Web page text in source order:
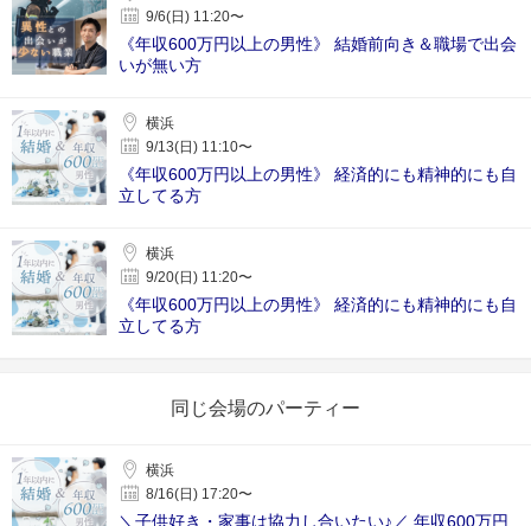
9/6(日) 11:20〜
《年収600万円以上の男性》 結婚前向き＆職場で出会
いが無い方
横浜
9/13(日) 11:10〜
《年収600万円以上の男性》 経済的にも精神的にも自
立してる方
横浜
9/20(日) 11:20〜
《年収600万円以上の男性》 経済的にも精神的にも自
立してる方
同じ会場のパーティー
横浜
8/16(日) 17:20〜
＼子供好き・家事は協力し合いたい♪／ 年収600万円